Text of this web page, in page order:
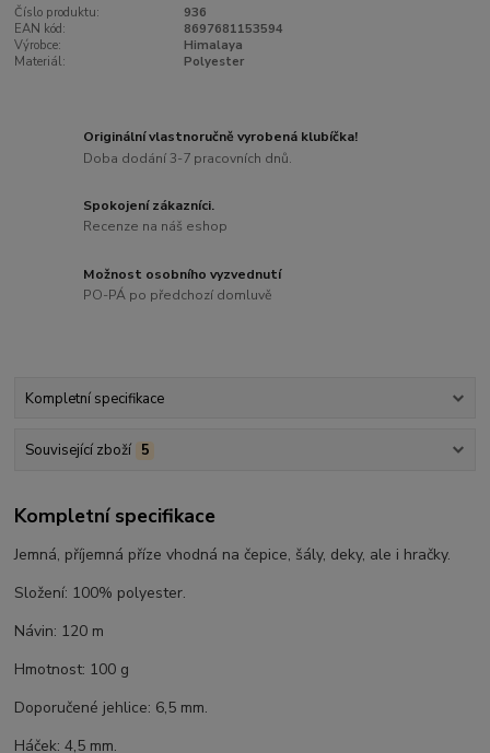
Číslo produktu:
936
EAN kód:
8697681153594
Výrobce:
Himalaya
Materiál:
Polyester
Originální vlastnoručně vyrobená klubíčka!
Doba dodání 3-7 pracovních dnů.
Spokojení zákazníci.
Recenze na náš eshop
Možnost osobního vyzvednutí
PO-PÁ po předchozí domluvě
Kompletní specifikace
Související zboží 5
Kompletní specifikace
Jemná, příjemná příze vhodná na čepice, šály, deky, ale i hračky.
Složení: 100% polyester.
Návin: 120 m
Hmotnost: 100 g
Doporučené jehlice: 6,5 mm.
Háček: 4,5 mm.